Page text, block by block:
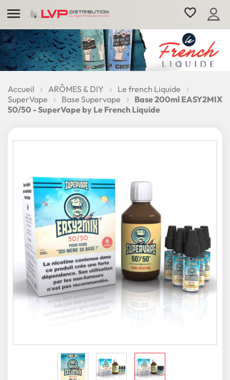
 favorite_border
Accueil ARÔMES & DIY
Le french Liquide
SuperVape
Base Supervape
Base 200ml EASY2MIX
50/50 - SuperVape by Le French Liquide